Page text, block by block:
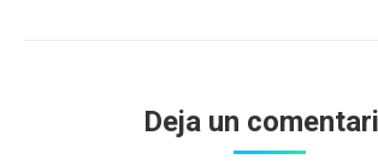
Deja un